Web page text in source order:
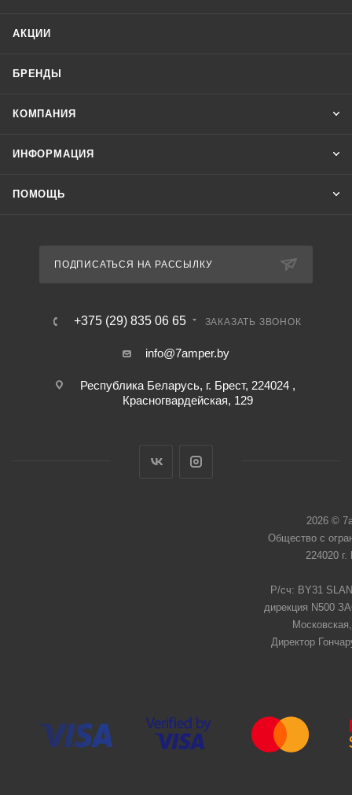
АКЦИИ
БРЕНДЫ
КОМПАНИЯ
ИНФОРМАЦИЯ
ПОМОЩЬ
ПОДПИСАТЬСЯ НА РАССЫЛКУ
+375 (29) 835 06 65 ЗАКАЗАТЬ ЗВОНОК
info@7amper.by
Республика Беларусь, г. Брест, 224024 ,
Красногвардейская, 129
2026 ©
Общество с
224020
Р/сч: BY31
дирекция N500
Директор